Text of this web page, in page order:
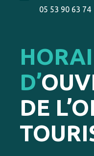
05 53 90 63 74
D’
DE